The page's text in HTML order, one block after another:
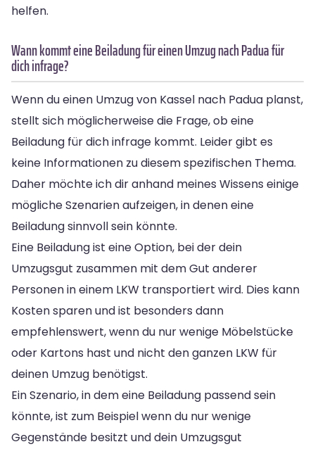
helfen.
Wann kommt eine Beiladung für einen Umzug nach Padua für
dich infrage?
Wenn du einen Umzug von Kassel nach Padua planst,
stellt sich möglicherweise die Frage, ob eine
Beiladung für dich infrage kommt. Leider gibt es
keine Informationen zu diesem spezifischen Thema.
Daher möchte ich dir anhand meines Wissens einige
mögliche Szenarien aufzeigen, in denen eine
Beiladung sinnvoll sein könnte.
Eine Beiladung ist eine Option, bei der dein
Umzugsgut zusammen mit dem Gut anderer
Personen in einem LKW transportiert wird. Dies kann
Kosten sparen und ist besonders dann
empfehlenswert, wenn du nur wenige Möbelstücke
oder Kartons hast und nicht den ganzen LKW für
deinen Umzug benötigst.
Ein Szenario, in dem eine Beiladung passend sein
könnte, ist zum Beispiel wenn du nur wenige
Gegenstände besitzt und dein Umzugsgut